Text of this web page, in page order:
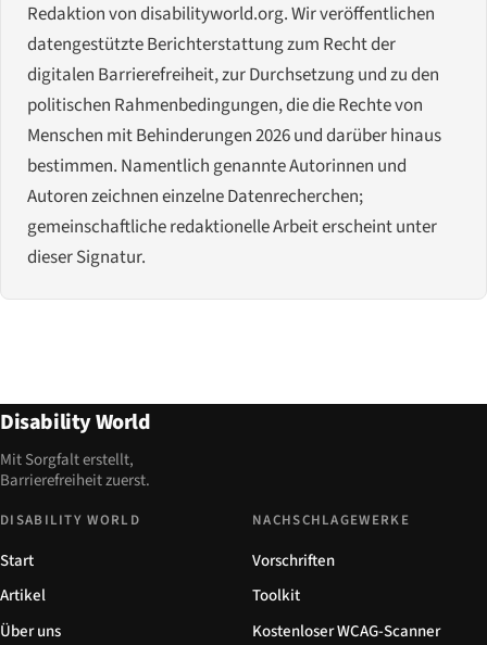
Redaktion von disabilityworld.org. Wir veröffentlichen
datengestützte Berichterstattung zum Recht der
digitalen Barrierefreiheit, zur Durchsetzung und zu den
politischen Rahmenbedingungen, die die Rechte von
Menschen mit Behinderungen 2026 und darüber hinaus
bestimmen. Namentlich genannte Autorinnen und
Autoren zeichnen einzelne Datenrecherchen;
gemeinschaftliche redaktionelle Arbeit erscheint unter
dieser Signatur.
Disability World
Mit Sorgfalt erstellt,
Barrierefreiheit zuerst.
DISABILITY WORLD
Start
Artikel
Über uns
NACHSCHLAGEWERKE
Vorschriften
Toolkit
Kostenloser WCAG-Scanner